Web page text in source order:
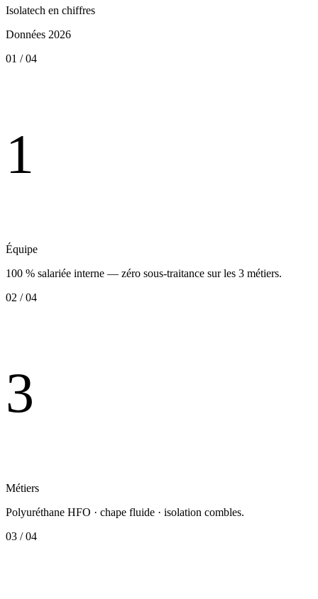
Isolatech en chiffres
Données 2026
01 / 04
1
Équipe
100 % salariée interne — zéro sous-traitance sur les 3 métiers.
02 / 04
3
Métiers
Polyuréthane HFO · chape fluide · isolation combles.
03 / 04